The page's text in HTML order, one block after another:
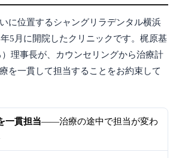
に位置するシャングリラデンタル横浜
5月に開院したクリニックです。梶原基
理事長が、カウンセリングから治療計
を一貫して担当することをお約束して
一貫担当——治療の途中で担当が変わ